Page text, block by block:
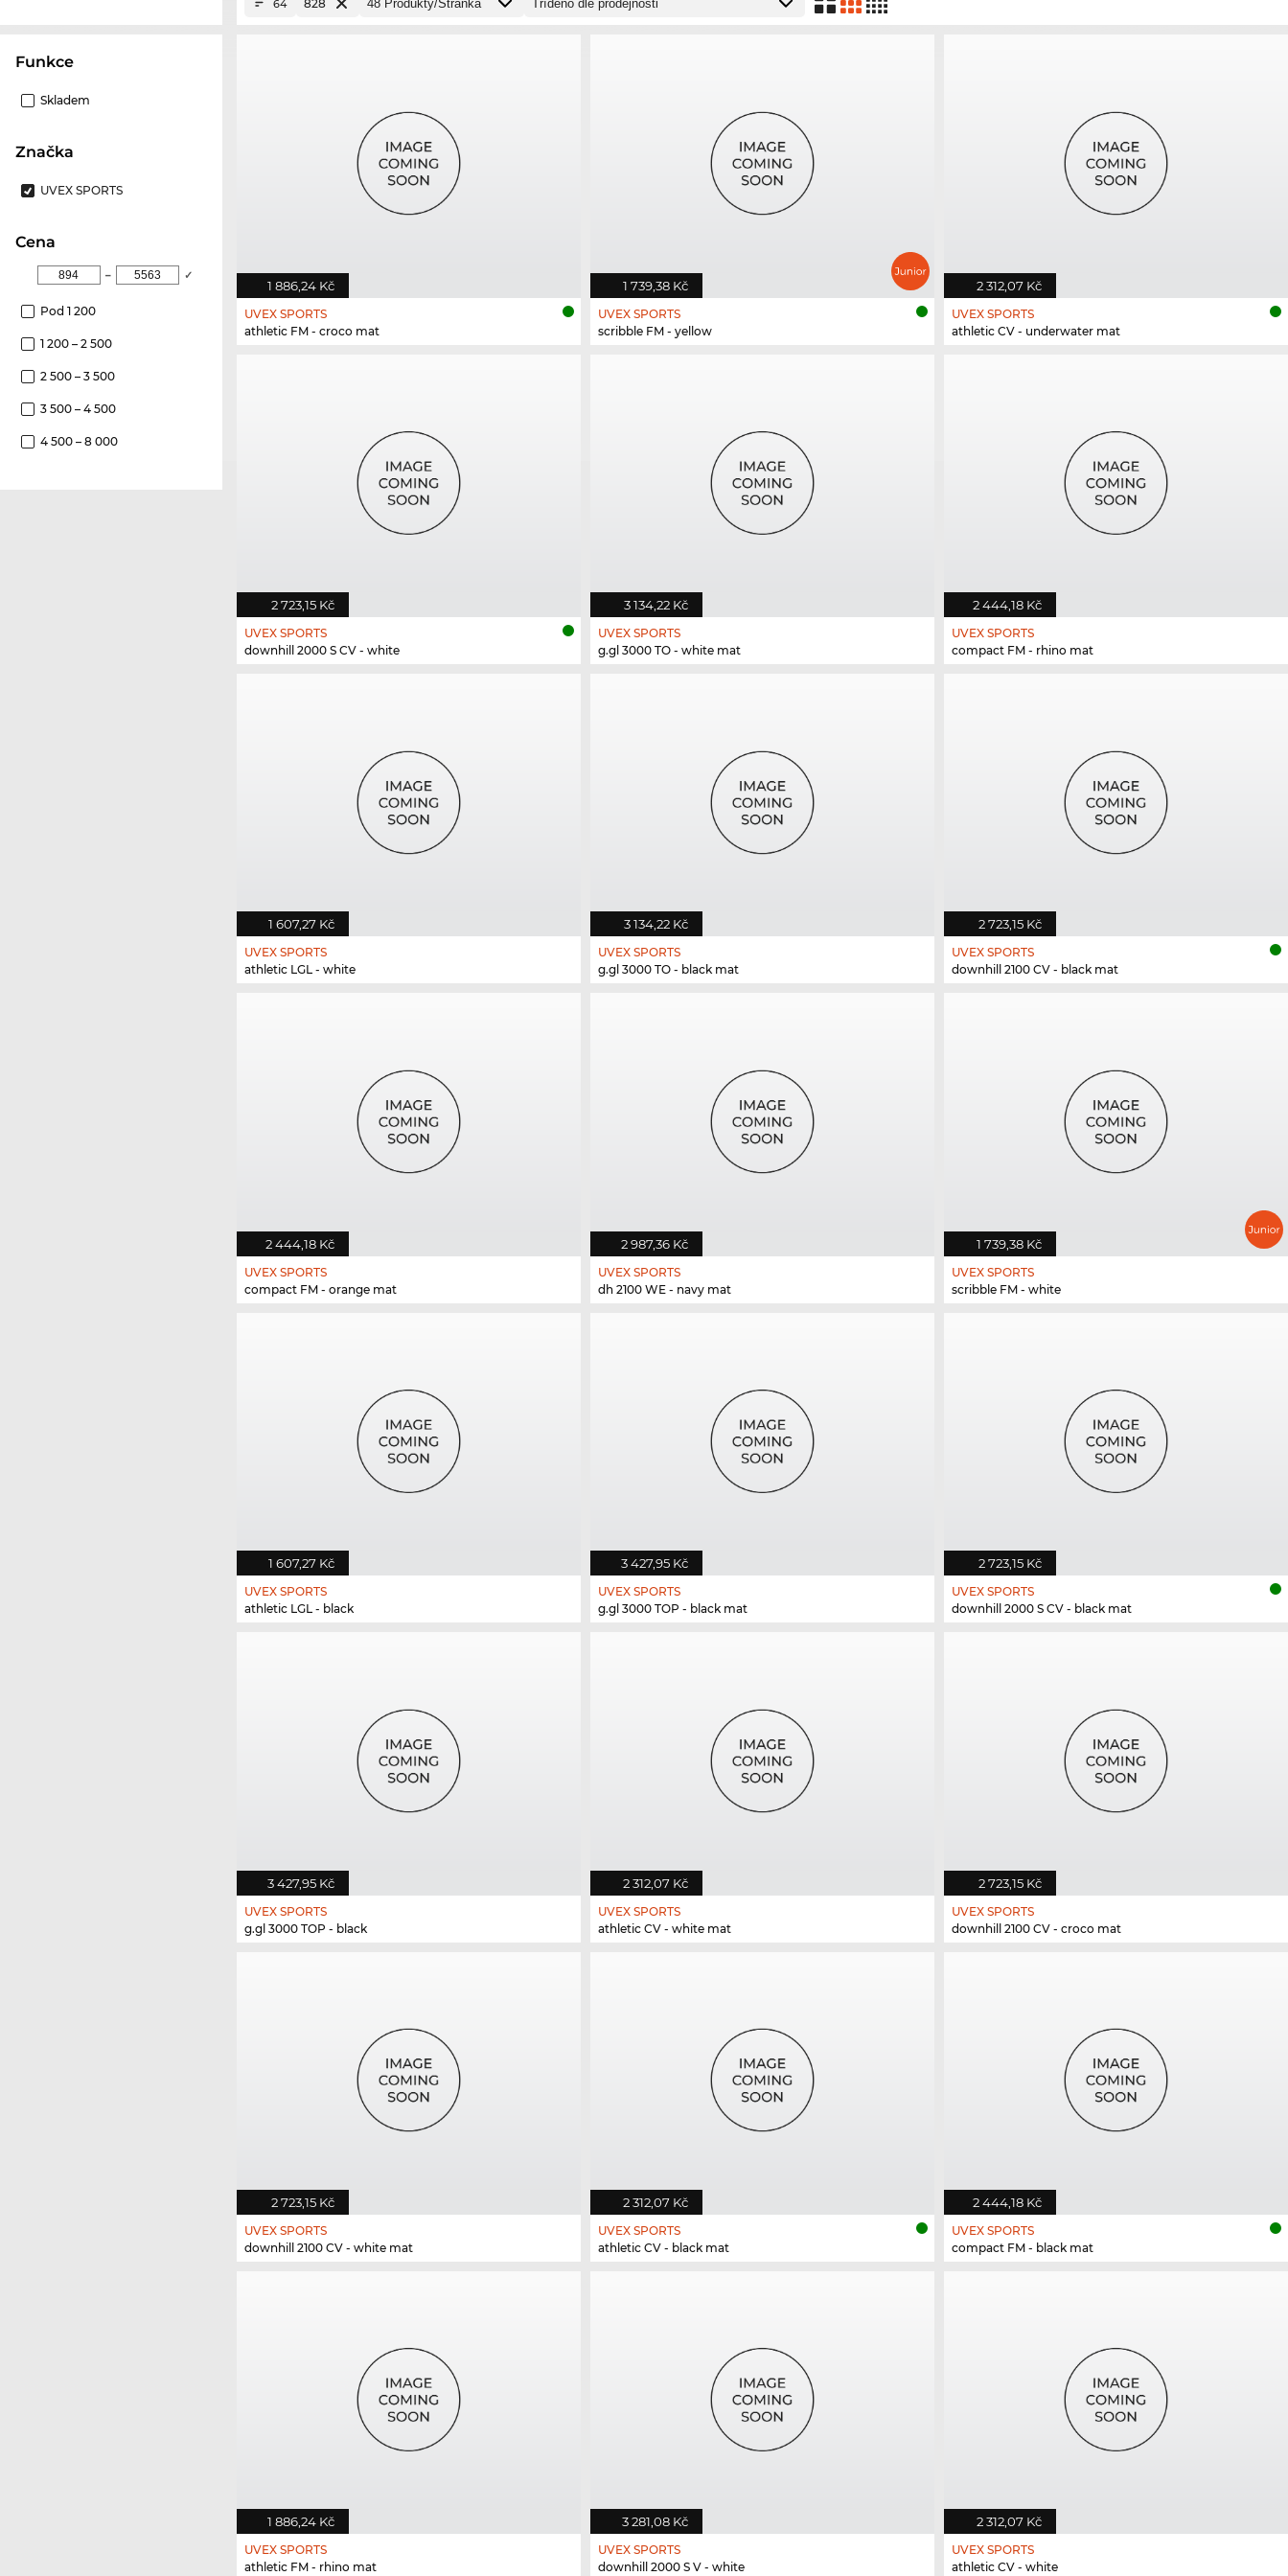
Funkce
Skladem
Značka
UVEX SPORTS
Cena
– ✓
Pod 1 200
1 200 – 2 500
2 500 – 3 500
3 500 – 4 500
4 500 – 8 000
64 828
1 886,24 Kč
UVEX SPORTS
athletic FM - croco mat
1 739,38 Kč
UVEX SPORTS
scribble FM - yellow
2 312,07 Kč
UVEX SPORTS
athletic CV - underwater mat
2 723,15 Kč
UVEX SPORTS
downhill 2000 S CV - white
3 134,22 Kč
UVEX SPORTS
g.gl 3000 TO - white mat
2 444,18 Kč
UVEX SPORTS
compact FM - rhino mat
1 607,27 Kč
UVEX SPORTS
athletic LGL - white
3 134,22 Kč
UVEX SPORTS
g.gl 3000 TO - black mat
2 723,15 Kč
UVEX SPORTS
downhill 2100 CV - black mat
2 444,18 Kč
UVEX SPORTS
compact FM - orange mat
2 987,36 Kč
UVEX SPORTS
dh 2100 WE - navy mat
1 739,38 Kč
UVEX SPORTS
scribble FM - white
1 607,27 Kč
UVEX SPORTS
athletic LGL - black
3 427,95 Kč
UVEX SPORTS
g.gl 3000 TOP - black mat
2 723,15 Kč
UVEX SPORTS
downhill 2000 S CV - black mat
3 427,95 Kč
UVEX SPORTS
g.gl 3000 TOP - black
2 312,07 Kč
UVEX SPORTS
athletic CV - white mat
2 723,15 Kč
UVEX SPORTS
downhill 2100 CV - croco mat
2 723,15 Kč
UVEX SPORTS
downhill 2100 CV - white mat
2 312,07 Kč
UVEX SPORTS
athletic CV - black mat
2 444,18 Kč
UVEX SPORTS
compact FM - black mat
1 886,24 Kč
UVEX SPORTS
athletic FM - rhino mat
3 281,08 Kč
UVEX SPORTS
downhill 2000 S V - white
2 312,07 Kč
UVEX SPORTS
athletic CV - white